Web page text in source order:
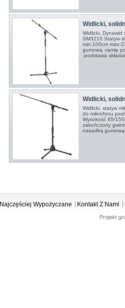
Widlicki,
Widlicki, Dynawid
SM3210 Statyw
min:100cm
gumową -ramię
-podstawa
Widlicki,
Widlicki, statyw
do mikrofonu
Wysokość 65/
zakończony
nasadką
Najczęściej Wypożyczane Kontakt Z Nami
Projekt